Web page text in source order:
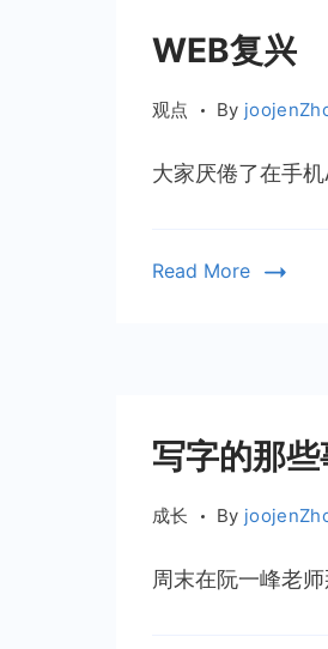
WEB复兴
观点 By
大家厌倦了在手
Read More
写字的那些
成长 By
周末在阮一峰老